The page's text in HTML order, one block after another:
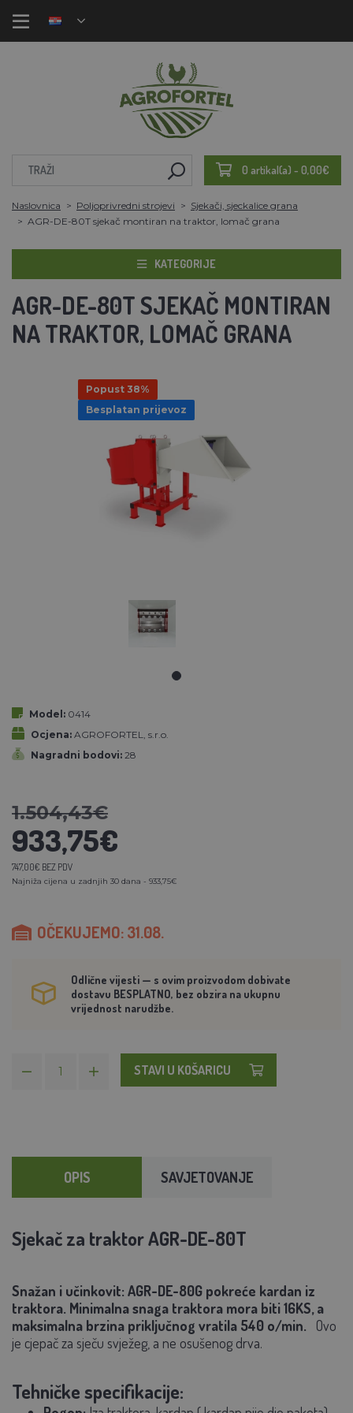
0 artikal(a) - 0,00€
Naslovnica Poljoprivredni strojevi
Sjekači, sjeckalice grana
AGR-DE-80T sjekač montiran na traktor, lomač grana
KATEGORIJE
AGR-DE-80T SJEKAČ MONTIRAN
NA TRAKTOR, LOMAČ GRANA
Popust 38%
Besplatan prijevoz
Model: 0414
Ocjena: AGROFORTEL, s.r.o.
Nagradni bodovi: 28
1.504,43€
933,75€
747,00€ BEZ PDV
Najniža cijena u zadnjih 30 dana - 933,75€
OČEKUJEMO: 31.08.
Odlične vijesti — s ovim proizvodom dobivate
dostavu BESPLATNO, bez obzira na ukupnu
vrijednost narudžbe.
STAVI U KOŠARICU
OPIS SAVJETOVANJE
Sjekač za traktor AGR-DE-80T
Snažan i učinkovit: AGR-DE-80G pokreće kardan iz
traktora. Minimalna snaga traktora mora biti 16KS, a
maksimalna brzina priključnog vratila 540 o/min.
Ovo
je cjepač za sječu svježeg, a ne osušenog drva.
Tehničke specifikacije: